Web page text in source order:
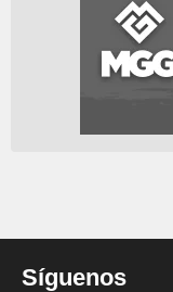
Síguenos